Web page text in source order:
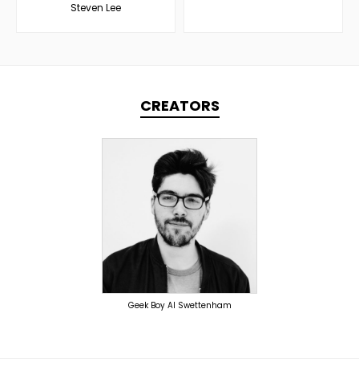
Steven Lee
CREATORS
PRODUCER
OVERSEAS
Geek Boy Al Swettenham